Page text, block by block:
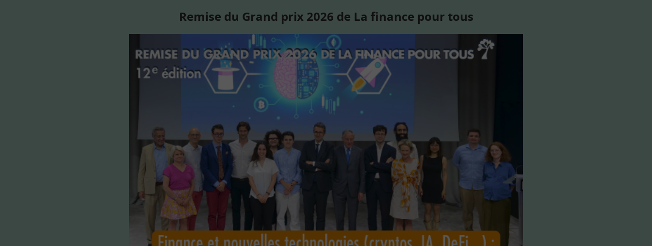
Remise du Grand prix 2026 de La finance pour tous